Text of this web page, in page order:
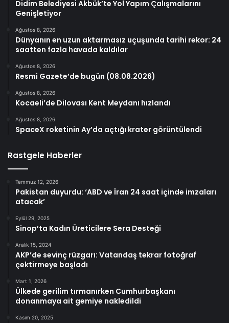
Didim Belediyesi Akbük’te Yol Yapım Çalışmalarını
Genişletiyor
Ağustos 8, 2026
Dünyanın en uzun aktarmasız uçuşunda tarihi rekor: 24
saatten fazla havada kaldılar
Ağustos 8, 2026
Resmi Gazete’de bugün (08.08.2026)
Ağustos 8, 2026
Kocaeli’de Dilovası Kent Meydanı hızlandı
Ağustos 8, 2026
SpaceX roketinin Ay’da açtığı krater görüntülendi
Rastgele Haberler
Temmuz 12, 2026
Pakistan duyurdu: ‘ABD ve İran 24 saat içinde imzaları
atacak’
Eylül 29, 2025
Sinop’ta Kadın Üreticilere Sera Desteği
Aralık 15, 2024
AKP’de sevinç rüzgarı: Vatandaş tekrar fotoğraf
çektirmeye başladı
Mart 1, 2026
Ülkede gerilim tırmanırken Cumhurbaşkanı
donanmaya ait gemiye nakledildi
Kasım 20, 2025